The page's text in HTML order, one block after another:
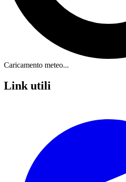
Caricamento meteo...
Link utili